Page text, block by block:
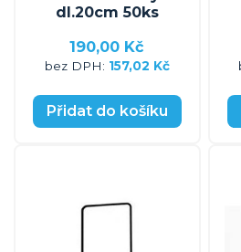
dl.20cm 50ks
190,00 Kč
157,02 Kč
Přidat do košíku